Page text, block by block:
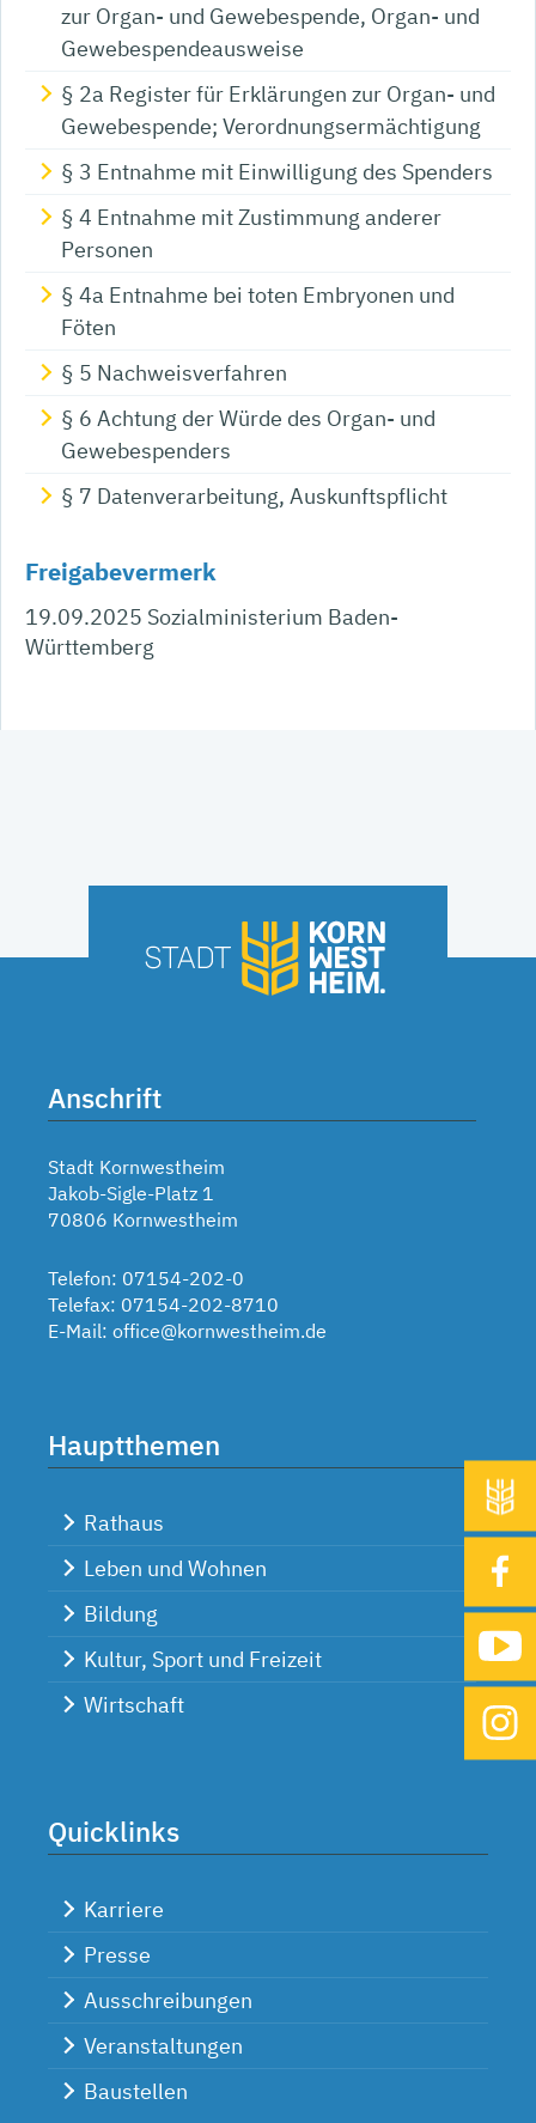
zur Organ- und Gewebespende, Organ- und
Gewebespendeausweise
§ 2a Register für Erklärungen zur Organ- und
Gewebespende; Verordnungsermächtigung
§ 3 Entnahme mit Einwilligung des Spenders
§ 4 Entnahme mit Zustimmung anderer
Personen
§ 4a Entnahme bei toten Embryonen und
Föten
§ 5 Nachweisverfahren
§ 6 Achtung der Würde des Organ- und
Gewebespenders
§ 7 Datenverarbeitung, Auskunftspflicht
Freigabevermerk
19.09.2025 Sozialministerium Baden-
Württemberg
Anschrift
Stadt Kornwestheim
Jakob-Sigle-Platz 1
70806 Kornwestheim
Telefon: 07154-202-0
Telefax: 07154-202-8710
E-Mail: office@kornwestheim.de
Hauptthemen
Rathaus
Leben und Wohnen
Bildung
Kultur, Sport und Freizeit
Wirtschaft
Quicklinks
Karriere
Presse
Ausschreibungen
Veranstaltungen
Baustellen